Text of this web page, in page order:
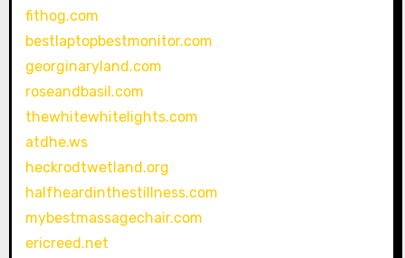
fithog.com
bestlaptopbestmonitor.com
georginaryland.com
roseandbasil.com
thewhitewhitelights.com
atdhe.ws
heckrodtwetland.org
halfheardinthestillness.com
mybestmassagechair.com
ericreed.net